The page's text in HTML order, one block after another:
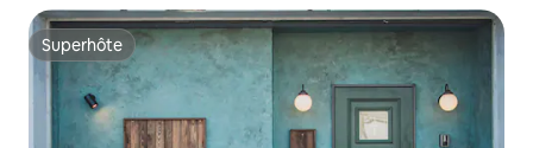
Superhôte
Superhôte